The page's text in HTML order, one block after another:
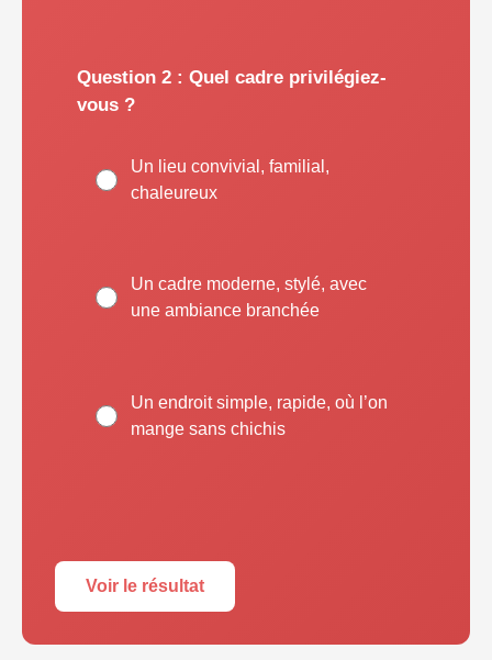
Question 2 : Quel cadre privilégiez-
vous ?
Un lieu convivial, familial,
chaleureux
Un cadre moderne, stylé, avec
une ambiance branchée
Un endroit simple, rapide, où l’on
mange sans chichis
Voir le résultat